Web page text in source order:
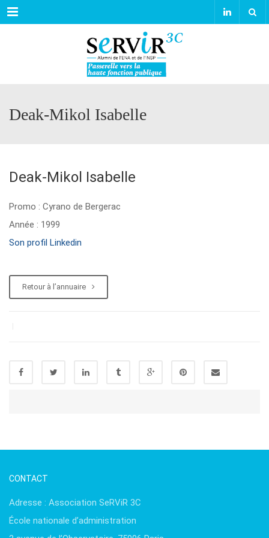
Menu
Deak-Mikol Isabelle
Deak-Mikol Isabelle
Promo : Cyrano de Bergerac
Année : 1999
Son profil Linkedin
Retour à l’annuaire
CONTACT
Adresse : Association SeRViR 3C
École nationale d’administration